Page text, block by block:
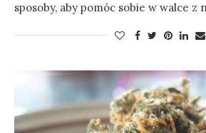
sposoby, aby pomóc sobie w walce z